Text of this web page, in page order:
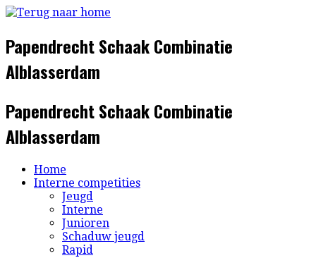
Ga
inhoud
Papendrecht Schaak Combinatie
Alblasserdam
Papendrecht Schaak Combinatie
Alblasserdam
Home
Interne competities
Jeugd
Interne
Junioren
Schaduw jeugd
Rapid